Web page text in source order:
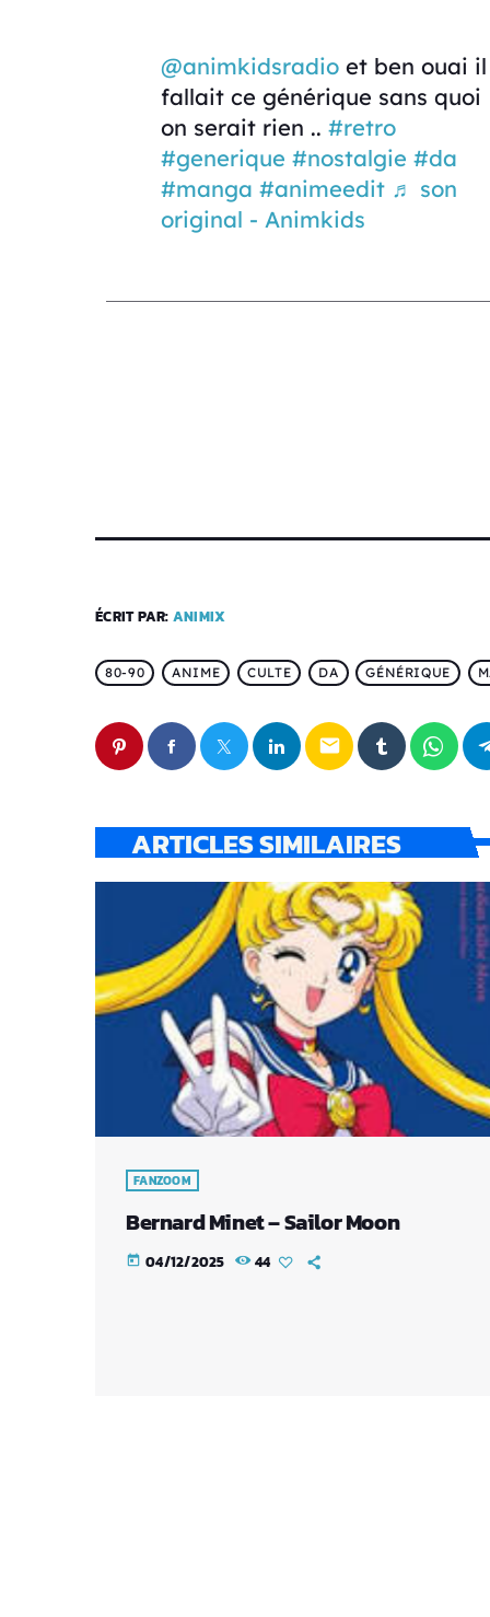
@animkidsradio et ben ouai il
fallait ce générique sans quoi
on serait rien .. #retro
#generique #nostalgie #da
#manga #animeedit ♬ son
original - Animkids
ÉCRIT PAR: ANIMIX
80-90 ANIME CULTE DA GÉNÉRIQUE
email
ARTICLES SIMILAIRES
FANZOOM
Bernard Minet – Sailor Moon
today 04/12/2025 44